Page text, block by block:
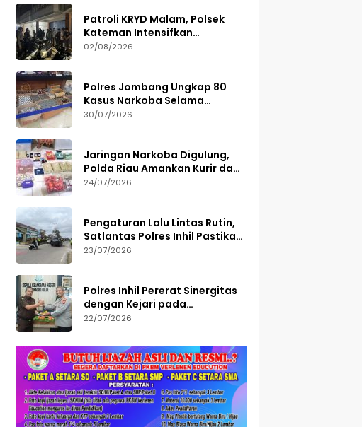
Patroli KRYD Malam, Polsek
Kateman Intensifkan
Pengamanan Balap Liar
02/08/2026
Polres Jombang Ungkap 80
Kasus Narkoba Selama
Semester I 2026, 113 Tersangka
30/07/2026
Jaringan Narkoba Digulung,
Polda Riau Amankan Kurir dan
Sita Barang Bukti Bernilai
24/07/2026
Pengaturan Lalu Lintas Rutin,
Satlantas Polres Inhil Pastikan
Arus Tetap Lancar
23/07/2026
Polres Inhil Pererat Sinergitas
dengan Kejari pada
Peringatan Hari Bakti
22/07/2026